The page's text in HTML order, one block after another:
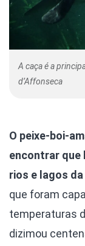
A caça é a
d’Affonseca
O peixe-boi-
encontrar que
rios e lagos
que foram
temperaturas
dizimou